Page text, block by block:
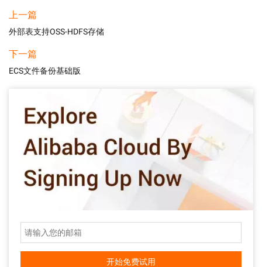
上一篇
外部表支持OSS-HDFS存储
下一篇
ECS文件备份基础版
开始免费试用